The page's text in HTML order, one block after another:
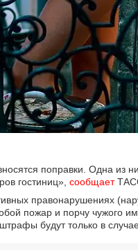
поправки. Одна из
гостиниц», cообщает
правонарушениях
пожар и порчу чужого
будут только в